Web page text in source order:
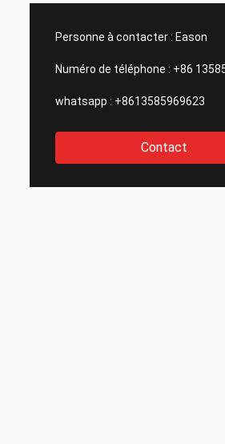
Personne à contacter : Eason
Numéro de téléphone : +86
whatsapp : +8613585969623
Contact